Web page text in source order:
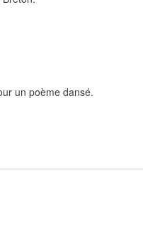
un poème dansé.